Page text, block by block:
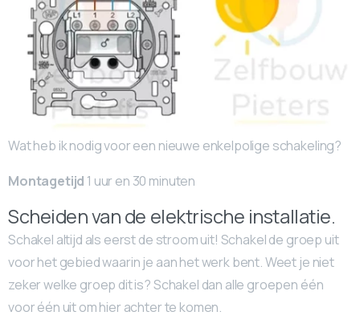
Wat heb ik nodig voor een nieuwe enkelpolige schakeling?
Montagetijd 1 uur en 30 minuten
Scheiden van de elektrische installatie.
Schakel altijd als eerst de stroom uit! Schakel de groep uit
voor het gebied waarin je aan het werk bent. Weet je niet
zeker welke groep dit is? Schakel dan alle groepen één
voor één uit om hier achter te komen.